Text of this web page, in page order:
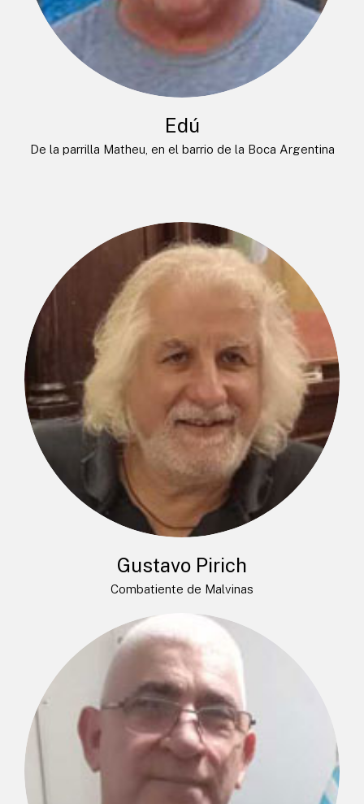
Edú
De la parrilla Matheu, en el barrio de la Boca Argentina
Gustavo Pirich
Combatiente de Malvinas